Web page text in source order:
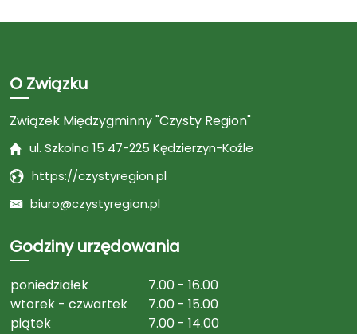
O Związku
Związek Międzygminny "Czysty Region"
ul. Szkolna 15 47-225 Kędzierzyn-Koźle
https://czystyregion.pl
biuro@czystyregion.pl
Godziny urzędowania
poniedziałek
7.00 - 16.00
wtorek - czwartek
7.00 - 15.00
piątek
7.00 - 14.00